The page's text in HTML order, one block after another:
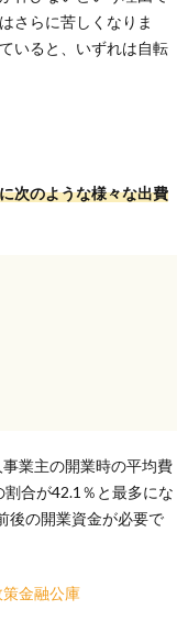
さらに苦しくなりま
いると、いずれは自転
次のような様々な出費
業主の開業時の平均費
合が42.1％と最多にな
後の開業資金が必要で
金融公庫